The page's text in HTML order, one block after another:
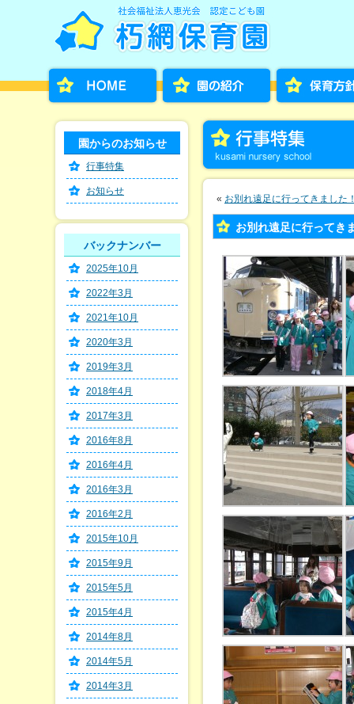
« お別れ遠足に行ってきました
お別れ遠足に行ってき
園からのお知らせ
行事特集
お知らせ
バックナンバー
2025年10月
2022年3月
2021年10月
2020年3月
2019年3月
2018年4月
2017年3月
2016年8月
2016年4月
2016年3月
2016年2月
2015年10月
2015年9月
2015年5月
2015年4月
2014年8月
2014年5月
2014年3月